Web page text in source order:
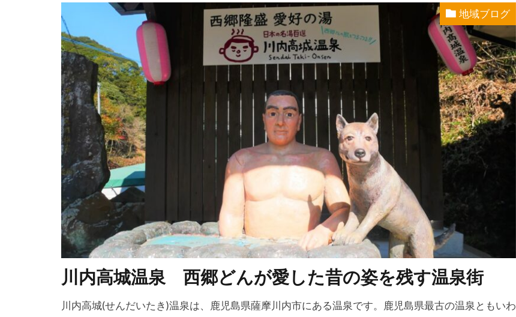
地域ブログ
川内高城温泉 西郷どんが愛した昔の姿を残す温泉街
川内高城(せんだいたき)温泉は、鹿児島県薩摩川内市にある温泉です。鹿児島県最古の温泉ともいわ